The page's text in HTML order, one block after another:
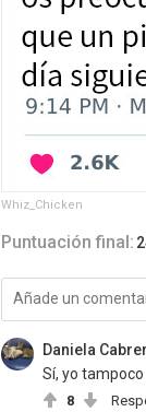
Whiz_Chicken
Puntuación final:
Daniela
Sí, yo tampoco
8